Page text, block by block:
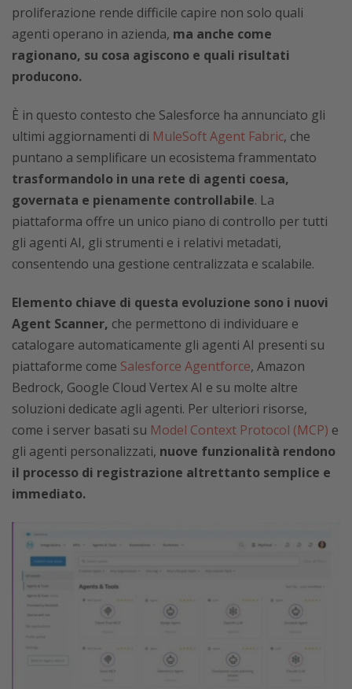
proliferazione rende difficile capire non solo quali
agenti operano in azienda, ma anche come
ragionano, su cosa agiscono e quali risultati
producono.
È in questo contesto che Salesforce ha annunciato gli
ultimi aggiornamenti di MuleSoft Agent Fabric, che
puntano a semplificare un ecosistema frammentato
trasformandolo in una rete di agenti coesa,
governata e pienamente controllabile. La
piattaforma offre un unico piano di controllo per tutti
gli agenti AI, gli strumenti e i relativi metadati,
consentendo una gestione centralizzata e scalabile.
Elemento chiave di questa evoluzione sono i nuovi
Agent Scanner, che permettono di individuare e
catalogare automaticamente gli agenti AI presenti su
piattaforme come Salesforce Agentforce, Amazon
Bedrock, Google Cloud Vertex AI e su molte altre
soluzioni dedicate agli agenti. Per ulteriori risorse,
come i server basati su Model Context Protocol (MCP) e
gli agenti personalizzati, nuove funzionalità rendono
il processo di registrazione altrettanto semplice e
immediato.